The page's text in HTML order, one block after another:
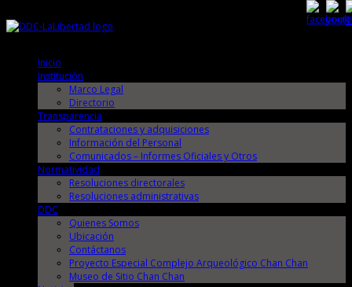
Inicio
Institución
Marco Legal
Directorio
Transparencia
Contrataciones y adquisiciones
Información del Personal
Comunicados – Informes Oficiales y Otros
Normatividad
Resoluciones directorales
Resoluciones administrativas
DDC
Quienes Somos
Ubicación
Contáctanos
Proyecto Especial Complejo Arqueológico Chan Chan
Museo de Sitio Chan Chan